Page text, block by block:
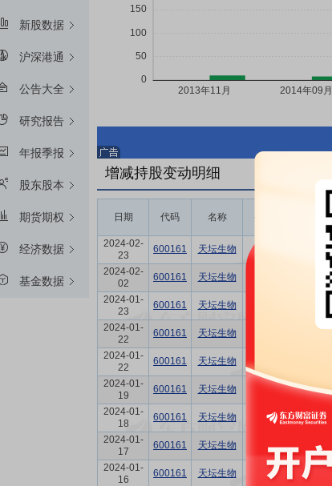
新股数据
沪深港通
公告大全
研究报告
年报季报
股东股本
期货期权
经济数据
基金数据
增减持股变动明细
日期 代码 名称 变动人 变动
2024-02-
23
600161 天坛生物
2024-02-
02
600161 天坛生物
2024-01-
23
600161 天坛生物
2024-01-
22
600161 天坛生物
2024-01-
22
600161 天坛生物
2024-01-
19
600161 天坛生物 刘亚娜
2024-01-
18
600161 天坛生物 何彦林 1.83万
2024-01-
17
600161 天坛生物 刘亚娜
2024-01-
16
600161 天坛生物 付道兴